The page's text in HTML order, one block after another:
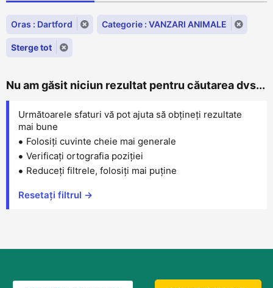
Oras : Dartford Categorie : VANZARI ANIMALE
Sterge tot
Nu am găsit niciun rezultat pentru căutarea dvs...
Următoarele sfaturi vă pot ajuta să obțineți rezultate
mai bune
Folosiți cuvinte cheie mai generale
Verificați ortografia poziției
Reduceți filtrele, folosiți mai puține
Resetați filtrul →